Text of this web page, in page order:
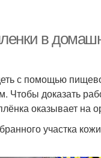
в
с помощью
Чтобы доказать
оказывает на
участка